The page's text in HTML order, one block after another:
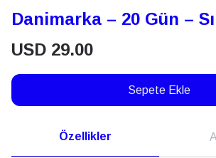
Danimarka – 20 Gün –
USD 29.00
Sepete Ekle
Özellikler